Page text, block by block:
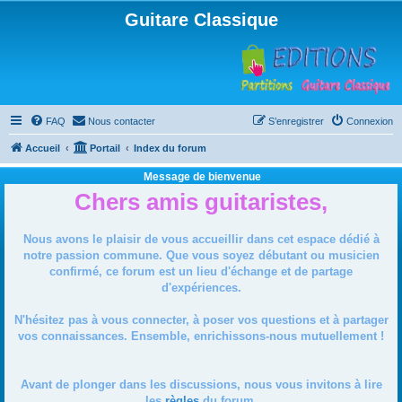
Guitare Classique
FAQ Nous contacter Connexion
S’enregistrer
Accueil Portail Index du forum
Message de bienvenue
Chers amis guitaristes,
Nous avons le plaisir de vous accueillir dans cet espace dédié à
notre passion commune. Que vous soyez débutant ou musicien
confirmé, ce forum est un lieu d'échange et de partage
d'expériences.
N'hésitez pas à vous connecter, à poser vos questions et à partager
vos connaissances. Ensemble, enrichissons-nous mutuellement !
Avant de plonger dans les discussions, nous vous invitons à lire